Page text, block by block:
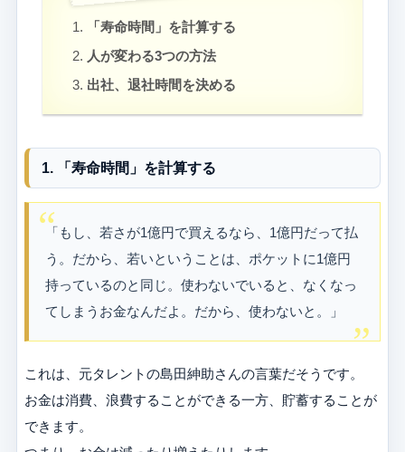
「寿命時間」を計算する
人が変わる3つの方法
出社、退社時間を決める
1. 「寿命時間」を計算する
「もし、若さが1億円で買えるなら、1億円だって払
う。だから、若いということは、ポケットに1億円
持っているのと同じ。使わないでいると、なくなっ
てしまうお金なんだよ。だから、使わないと。」
これは、元タレントの島田紳助さんの言葉だそうです。
お金は消費、浪費することができる一方、貯蓄することが
できます。